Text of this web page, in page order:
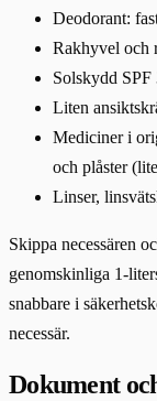
Deodorant:
Rakhyvel och
Solskydd
Liten
Mediciner i
och plåster
Linser,
Skippa necessären
genomskinliga 1-
snabbare i
necessär.
Dokument